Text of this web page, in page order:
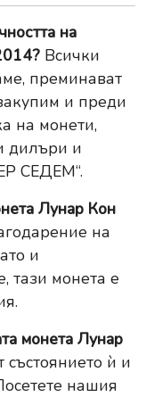
на
Всички
преминават
и преди
на монети,
дилъри и
СЕДЕМ“.
Лунар Кон
на
и
тази монета е
монета Лунар
състоянието ѝ и
нашия